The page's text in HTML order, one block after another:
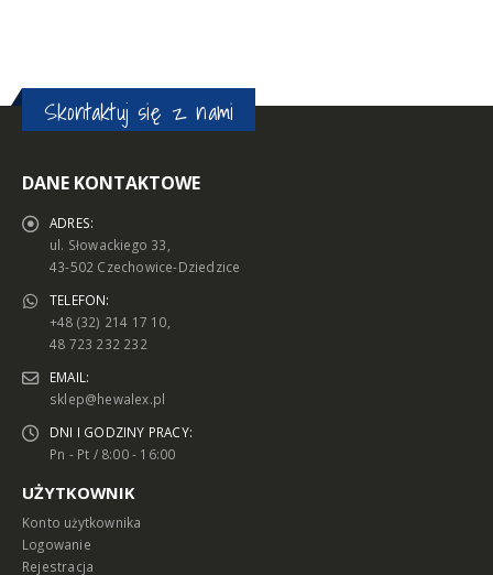
Skontaktuj się z nami
DANE KONTAKTOWE
ADRES:
ul. Słowackiego 33,
43-502 Czechowice-Dziedzice
TELEFON:
+48 (32) 214 17 10,
48 723 232 232
EMAIL:
sklep@hewalex.pl
DNI I GODZINY PRACY:
Pn - Pt / 8:00 - 16:00
UŻYTKOWNIK
Konto użytkownika
Logowanie
Rejestracja